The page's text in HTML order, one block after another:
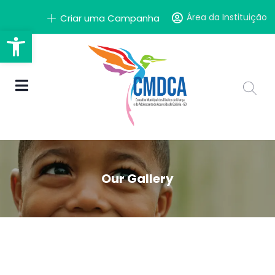
Barra de Ferramentas
Área da Instituição
Criar uma Campanha
Our Gallery